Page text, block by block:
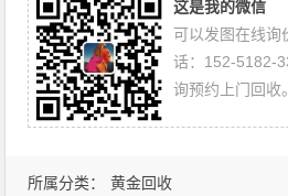
所属分类： 黄金回收
这是我的微信
可以发图在线询
话：152-5182-
询预约上门回收。